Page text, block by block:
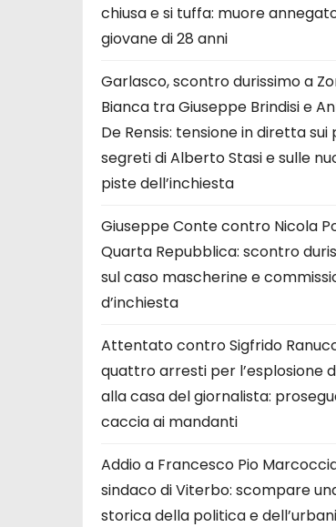
chiusa e si tuffa: muore
giovane di 28 anni
Garlasco, scontro durissimo a
Bianca tra Giuseppe Brindisi e
De Rensis: tensione in diretta sui
segreti di Alberto Stasi e sulle
piste dell’inchiesta
Giuseppe Conte contro Nicola
Quarta Repubblica: scontro
sul caso mascherine e
d’inchiesta
Attentato contro Sigfrido
quattro arresti per l’esplosione
alla casa del giornalista:
caccia ai mandanti
Addio a Francesco Pio
sindaco di Viterbo: scompare
storica della politica e